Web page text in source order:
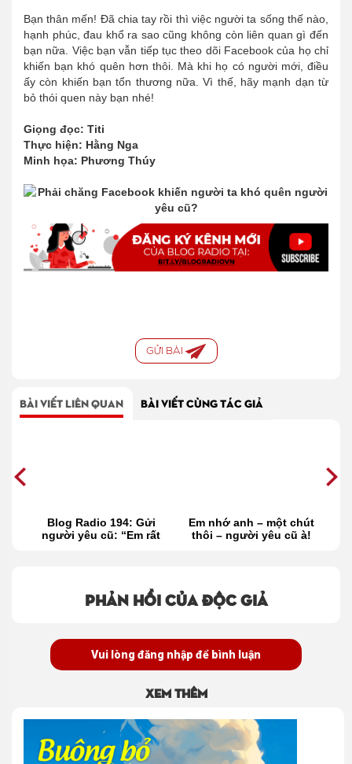
Bạn thân mến! Đã chia tay rồi thì việc người ta sống thế nào,
hạnh phúc, đau khổ ra sao cũng không còn liên quan gì đến
bạn nữa. Việc bạn vẫn tiếp tục theo dõi Facebook của họ chỉ
khiến bạn khó quên hơn thôi. Mà khi họ có người mới, điều
ấy còn khiến bạn tổn thương nữa. Vì thế, hãy mạnh dạn từ
bỏ thói quen này bạn nhé!
Giọng đọc: Titi
Thực hiện: Hằng Nga
Minh họa: Phương Thúy
GỬI BÀI
BÀI VIẾT LIÊN QUAN BÀI VIẾT CÙNG TÁC GIẢ
Blog Radio 194: Gửi
người yêu cũ: “Em rất
Em nhớ anh – một chút
thôi – người yêu cũ à!
Phản hồi của độc giả
Vui lòng đăng nhập để bình luận
Xem thêm